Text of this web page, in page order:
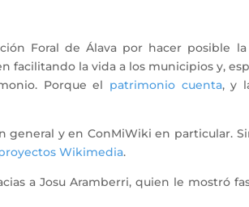
Foral de Álava por hacer posible
facilitando la vida a los municipios y,
Porque el patrimonio cuenta, y
general y en ConMiWiki en particular.
Wikimedia.
a Josu Aramberri, quien le mostró